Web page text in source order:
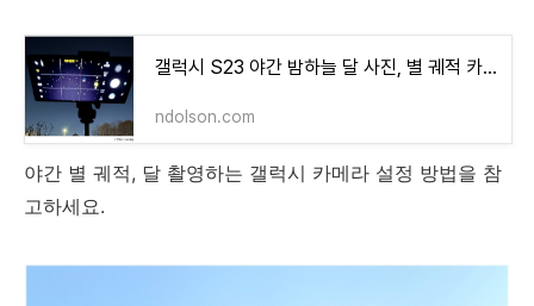
갤럭시 S23 야간 밤하늘 달 사진, 별 궤적 카메라 설정 방법
ndolson.com
야간 별 궤적, 달 촬영하는 갤럭시 카메라 설정 방법을 참
고하세요.